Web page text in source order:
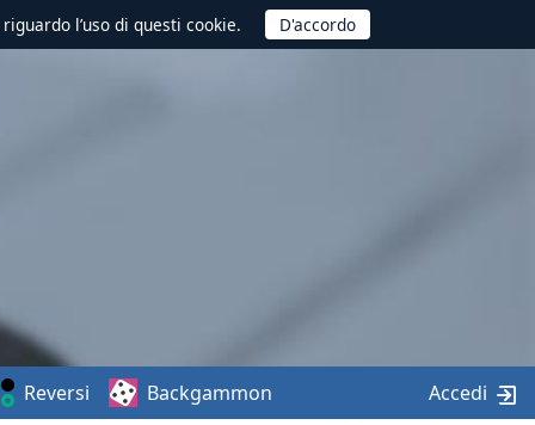
l’uso di questi cookie.
Reversi Backgammon Accedi